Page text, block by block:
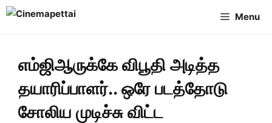
Skip
Menu
எம்ஜிஆருக்கே விபூதி அடித்த
தயாரிப்பாளர்.. ஒரே படத்தோடு
சோலிய முடிச்சு விட்ட